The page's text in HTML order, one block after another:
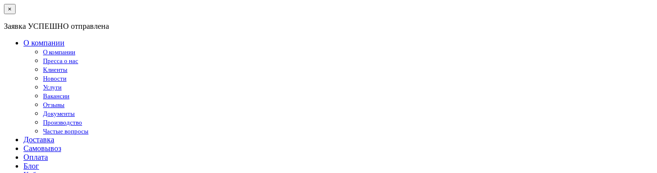
×
Заявка УСПЕШНО отправлена
О компании
О компании
Пресса о нас
Клиенты
Новости
Услуги
Вакансии
Отзывы
Документы
Производство
Частые вопросы
Доставка
Самовывоз
Оплата
Блог